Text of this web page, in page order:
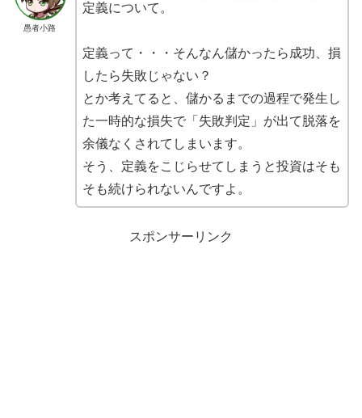
愚者小路
定義について。
定義って・・・そんなん儲かったら成功、損
したら失敗じゃない？
とか考えてると、儲かるまでの過程で発生し
た一時的な損失で「失敗判定」が出て脱落を
余儀なくされてしまいます。
そう、定義をこじらせてしまうと投資はそも
そも続けられないんですよ。
スポンサーリンク